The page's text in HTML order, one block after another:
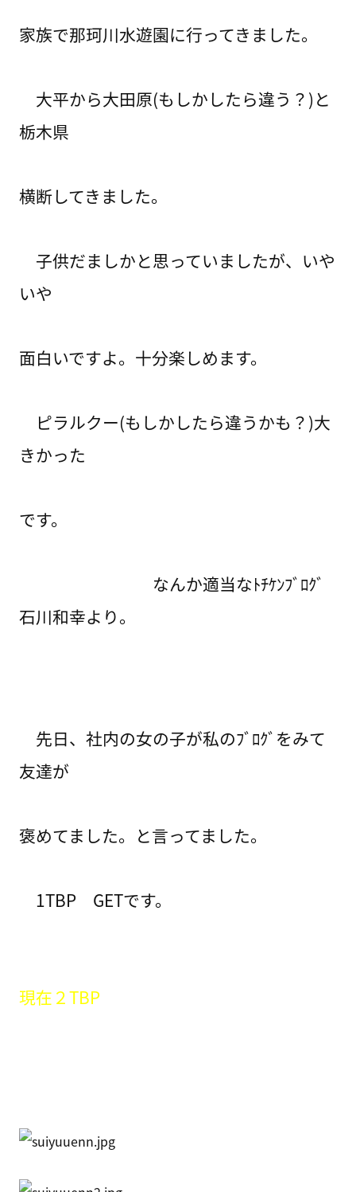
家族で那珂川水遊園に行ってきました。
大平から大田原(もしかしたら違う？)と
栃木県
横断してきました。
子供だましかと思っていましたが、いや
いや
面白いですよ。十分楽しめます。
ピラルクー(もしかしたら違うかも？)大
きかった
です。
なんか適当なﾄﾁｹﾝﾌﾞﾛｸﾞ
石川和幸より。
先日、社内の女の子が私のﾌﾞﾛｸﾞをみて
友達が
褒めてました。と言ってました。
1TBP GETです。
現在２TBP